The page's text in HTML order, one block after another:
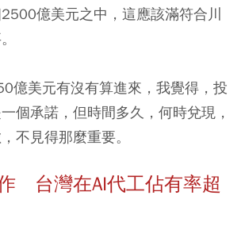
億美元之中，這應該滿符合川
億美元有沒有算進來，我覺得，投
個承諾，但時間多久，何時兌現，
不見得那麼重要。
台灣在AI代工佔有率超